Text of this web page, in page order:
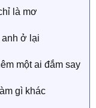
là mơ
anh ở lại
một ai đắm say
gì khác